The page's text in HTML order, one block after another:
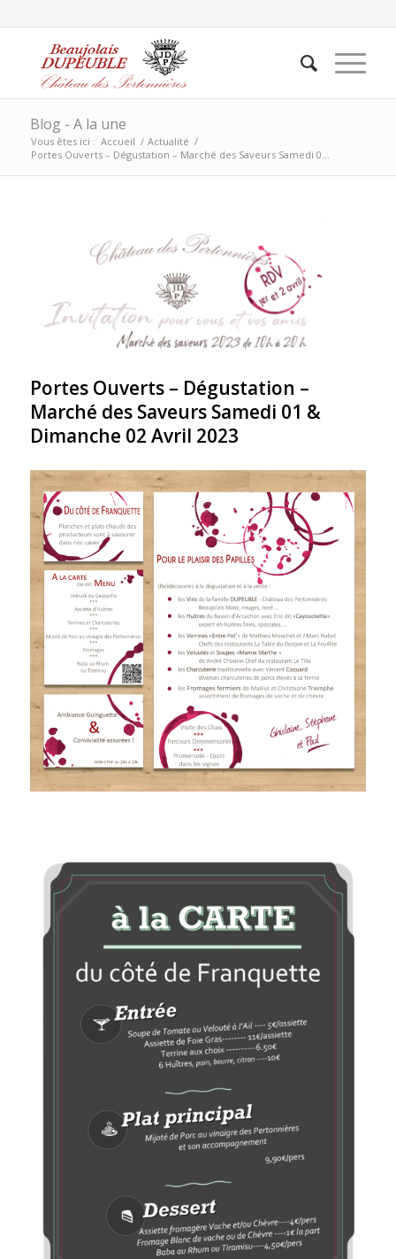
Blog - A la une
Vous êtes ici : Accueil / Actualité /
Portes Ouverts – Dégustation – Marché des Saveurs Samedi 0...
Portes Ouverts – Dégustation –
Marché des Saveurs Samedi 01 &
Dimanche 02 Avril 2023